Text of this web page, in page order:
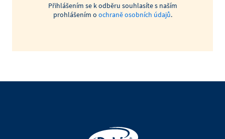
Přihlášením se k odběru souhlasíte s naším
prohlášením o ochraně osobních údajů.